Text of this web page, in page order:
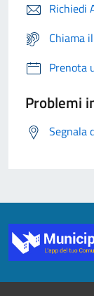
Richiedi
Chiama
Prenota
Problemi
Segnala